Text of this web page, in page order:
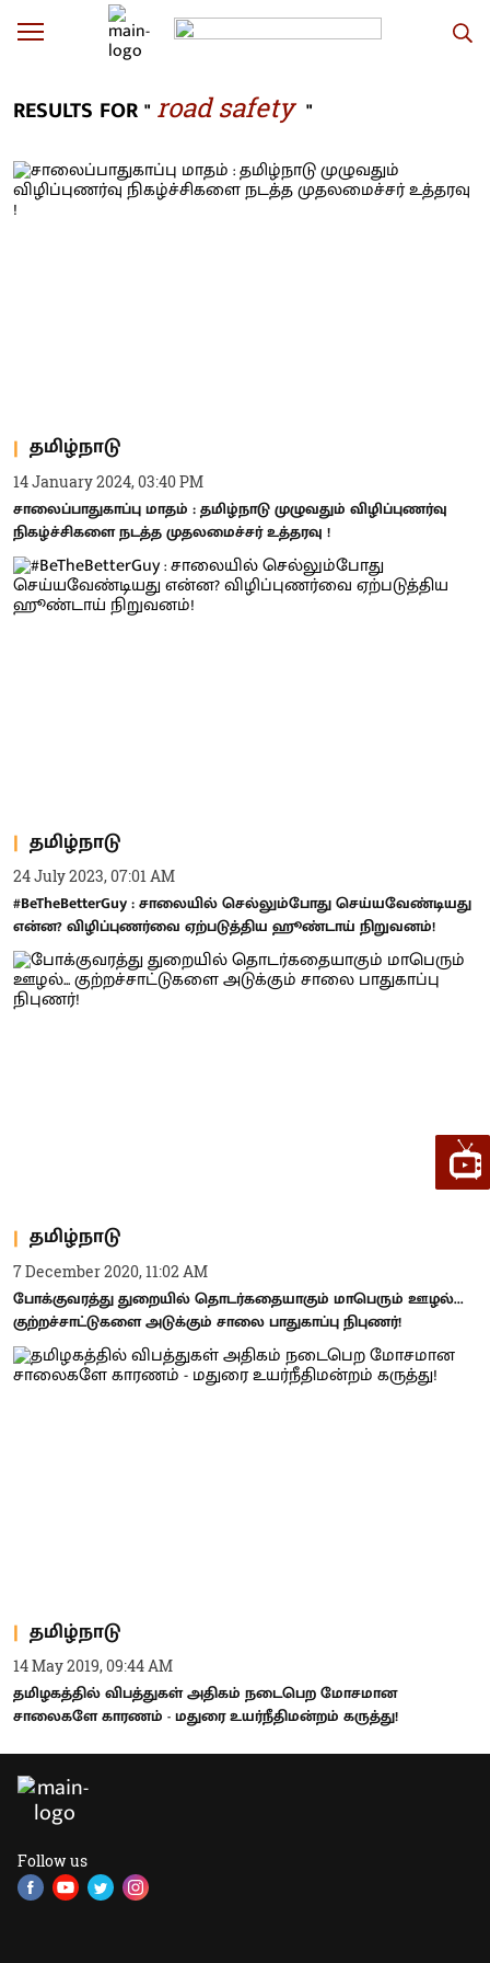
RESULTS FOR " road safety "
தமிழ்நாடு
14 January 2024, 03:40 PM
சாலைப்பாதுகாப்பு மாதம் : தமிழ்நாடு முழுவதும் விழிப்புணர்வு
நிகழ்ச்சிகளை நடத்த முதலமைச்சர் உத்தரவு !
தமிழ்நாடு
24 July 2023, 07:01 AM
#BeTheBetterGuy : சாலையில் செல்லும்போது செய்யவேண்டியது
என்ன? விழிப்புணர்வை ஏற்படுத்திய ஹூண்டாய் நிறுவனம்!
தமிழ்நாடு
7 December 2020, 11:02 AM
போக்குவரத்து துறையில் தொடர்கதையாகும் மாபெரும் ஊழல்...
குற்றச்சாட்டுகளை அடுக்கும் சாலை பாதுகாப்பு நிபுணர்!
தமிழ்நாடு
14 May 2019, 09:44 AM
தமிழகத்தில் விபத்துகள் அதிகம் நடைபெற மோசமான
சாலைகளே காரணம் - மதுரை உயர்நீதிமன்றம் கருத்து!
Follow us